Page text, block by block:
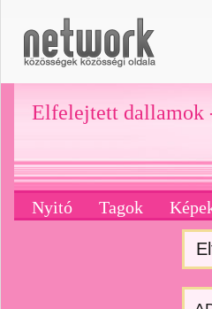
Elfelejtett dallamok
Nyitó Tagok